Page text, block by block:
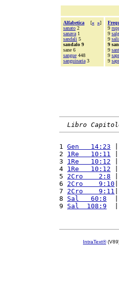
Alfabetica [« »]
sanato 2
sanava 1
sandali 5
sandalo 9
sane 6
sangue 448
sanguinaria 3
9
9
9
9
9
9
9
Libro
1 Gen   14:23 |
2 1Re   10:11 |
3 1Re   10:12 |
4 1Re   10:12
5 2Cro    2:8
6 2Cro    9:10
7 2Cro    9:11
8 Sal   60:8
9 Sal  108:9
IntraText®